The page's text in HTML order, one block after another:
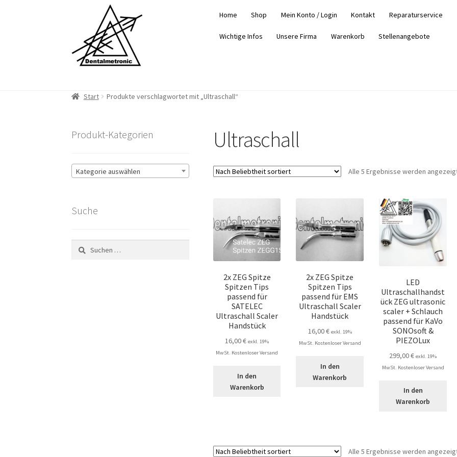
Navigation
springen
springen
Home Shop Mein Konto / Login Kontakt Reparaturservice
Wichtige Infos Unsere Firma Warenkorb Stellenangebote
Start
Produkte verschlagwortet mit „Ultraschall“
Ultraschall
Alle 5 Ergebnisse werden
2x ZEG Spitze
Spitzen Tips
passend für
SATELEC
Ultraschall Scaler
Handstück
16,00€ exkl. 19%
MwSt. Kostenloser Versand
In den
Warenkorb
2x ZEG Spitze
Spitzen Tips
passend für EMS
Ultraschall Scaler
Handstück
16,00€ exkl. 19%
MwSt. Kostenloser Versand
In den
Warenkorb
LED
Ultraschallhandst
ück ZEG ultrasonic
scaler + Schlauch
passend für KaVo
SONOsoft &
PIEZOLux
299,00€ exkl. 19%
MwSt. Kostenloser Versand
In den
Warenkorb
Alle 5 Ergebnisse werden
Produkt-Kategorien
Kategorie auswählen
Suche
Suchen
nach: